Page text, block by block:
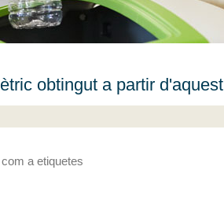
obtingut a partir d'aquest
a etiquetes